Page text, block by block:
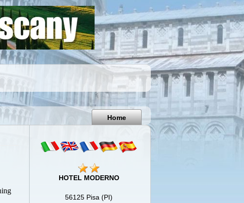
Pisa
Italy
Home
HOTEL MODERNO
56125 Pisa (PI)